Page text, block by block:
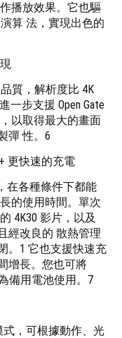
播放效果。它也驅
算 法，實現出色的
質，解析度比 4K
一步支援 Open Gate
以取得最大的畫面
彈 性。6
更快速的充電
在各種條件下都能
的使用時間。單次
4K30 影片，以及
經改良的 散熱管理
。1 它也支援快速充
增長。您也可將
為備用電池使用。7
式，可根據動作、光